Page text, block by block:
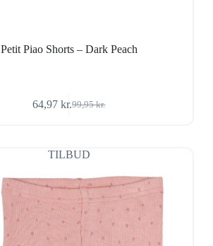
Petit Piao Shorts – Dark Peach
99,95kr.
Den
var:
99,95 kr..
64,97kr.Den
er:
64,97 kr..
TILBUD